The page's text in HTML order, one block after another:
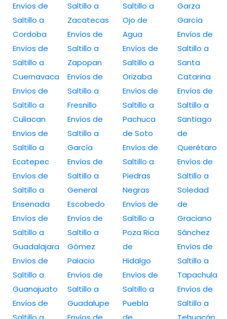
Envíos de
Saltillo a
Cordoba
Envíos de
Saltillo a
Cuernavaca
Envíos de
Saltillo a
Culiacan
Envíos de
Saltillo a
Ecatepec
Envíos de
Saltillo a
Ensenada
Envíos de
Saltillo a
Guadalajara
Envíos de
Saltillo a
Guanajuato
Envíos de
Saltillo a
Zacatecas
Envíos de
Saltillo a
Zapopan
Envíos de
Saltillo a
Fresnillo
Envíos de
Saltillo a
García
Envíos de
Saltillo a
General
Escobedo
Envíos de
Saltillo a
Gómez
Palacio
Envíos de
Saltillo a
Guadalupe
Saltillo a
Ojo de
Agua
Envíos de
Saltillo a
Orizaba
Envíos de
Saltillo a
Pachuca
de Soto
Envíos de
Saltillo a
Piedras
Negras
Envíos de
Saltillo a
Poza Rica
de
Hidalgo
Envíos de
Saltillo a
Puebla
Garza
García
Envíos de
Saltillo a
Santa
Catarina
Envíos de
Saltillo a
Santiago
de
Querétaro
Envíos de
Saltillo a
Soledad
de
Graciano
Sánchez
Envíos de
Saltillo a
Tapachula
Envíos de
Saltillo a